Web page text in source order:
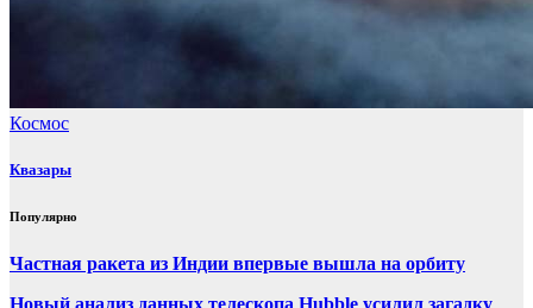
Космос
Квазары
Популярно
Частная ракета из Индии впервые вышла на орбиту
Новый анализ данных телескопа Hubble усилил загадку